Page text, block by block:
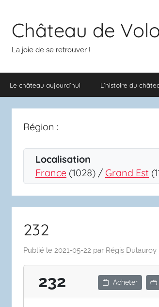
contenuChâteau de
La joie de se retrouver !
Le château aujourd’hui L’histoire du
Région :
Localisation
France (1028) / Grand Est
232
Publié le 2021-05-22 par Régis Dulauroy
232 Acheter